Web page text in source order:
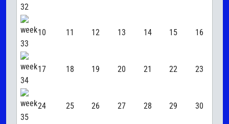
10 11 12 13 14 15 16
17 18 19 20 21 22 23
24 25 26 27 28 29 30